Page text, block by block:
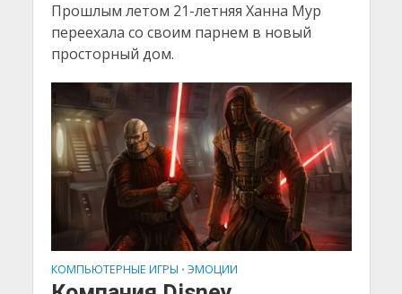
Прошлым летом 21-летняя Ханна Мур
переехала со своим парнем в новый
просторный дом.
КОМПЬЮТЕРНЫЕ ИГРЫ • ЭМОЦИИ